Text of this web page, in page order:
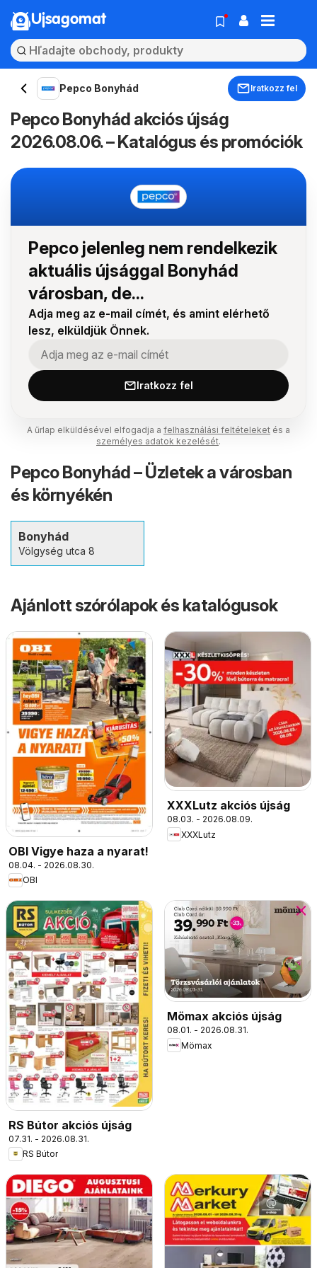
Ujsagomat
Pepco Bonyhád Iratkozz fel
Pepco Bonyhád akciós újság
2026.08.06. – Katalógus és promóciók
Pepco jelenleg nem rendelkezik
aktuális újsággal Bonyhád
városban, de...
Adja meg az e-mail címét, és amint elérhető
lesz, elküldjük Önnek.
Iratkozz fel
A űrlap elküldésével elfogadja a felhasználási feltételeket és a
személyes adatok kezelését.
Pepco Bonyhád – Üzletek a városban
és környékén
Bonyhád
Völgység utca 8
Ajánlott szórólapok és katalógusok
OBI Vigye haza a nyarat!
08.04. - 2026.08.30.
OBI
XXXLutz akciós újság
08.03. - 2026.08.09.
XXXLutz
RS Bútor akciós újság
07.31. - 2026.08.31.
RS Bútor
Mömax akciós újság
08.01. - 2026.08.31.
Mömax